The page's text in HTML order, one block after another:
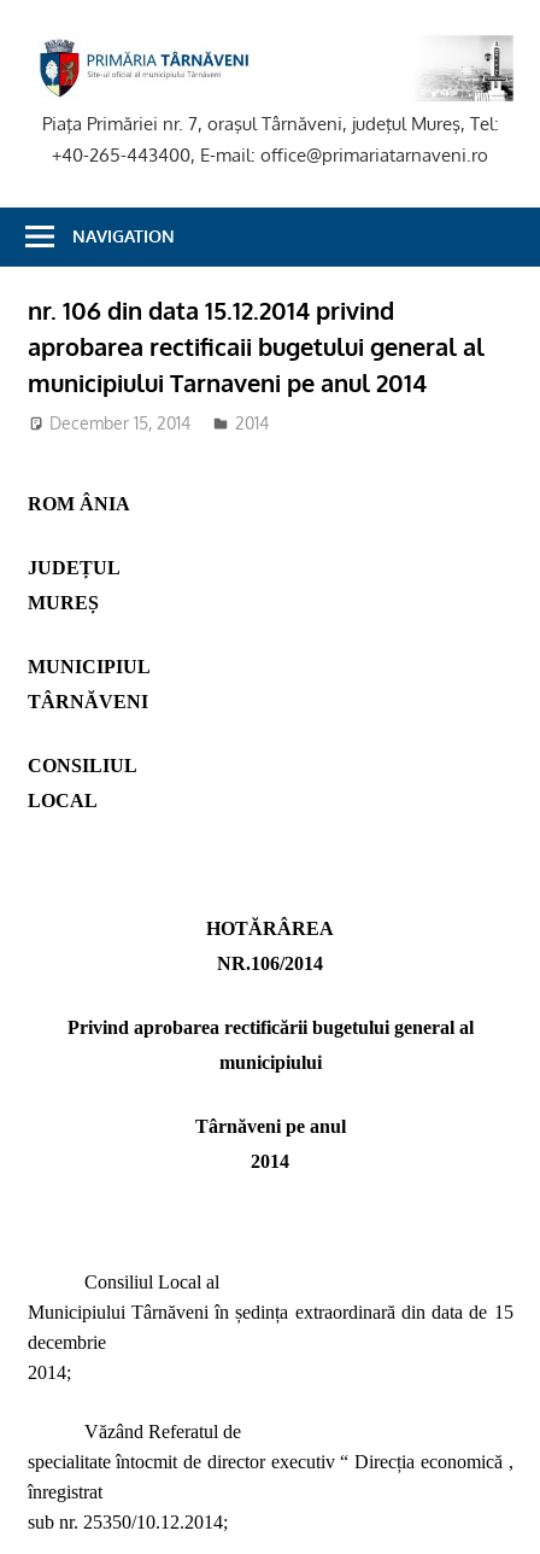
content
Piaţa Primăriei nr. 7, oraşul Târnăveni, judeţul Mureş, Tel:
+40-265-443400, E-mail: office@primariatarnaveni.ro
NAVIGATION
nr. 106 din data 15.12.2014 privind
aprobarea rectificaii bugetului general al
municipiului Tarnaveni pe anul 2014
December 15, 2014 2014
ROM ÂNIA
JUDEȚUL
MUREȘ
MUNICIPIUL
TÂRNĂVENI
CONSILIUL
LOCAL
HOTĂRÂREA
NR.106/2014
Privind aprobarea rectificării bugetului general al
municipiului
Târnăveni pe anul
2014
Consiliul Local al
Municipiului Târnăveni în ședința extraordinară din data de 15
decembrie
2014;
Văzând Referatul de
specialitate întocmit de director executiv “ Direcția economică ,
înregistrat
sub nr. 25350/10.12.2014;